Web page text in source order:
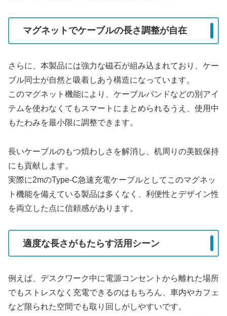
マグネットでケーブルの長さ調整が自在
さらに、本製品には強力な磁石が組み込まれており、ケー
ブル同士が自然と吸着しあう構造になっています。
このマグネット機能により、ケーブルバンドなどの別アイ
テムを使わなくてもスマートにまとめられるうえ、使用中
もたわみを最小限に調整できます。
長いケーブルのもつ煩わしさを解消し、机周りの美観保持
にも貢献します。
実際に2mのType-C急速充電ケーブルとしてこのマグネッ
ト機能を備えている製品は多くなく、利便性とデザイン性
を両立した点に信頼感があります。
適度な長さがもたらす活用シーン
例えば、デスクワーク中に電源コンセントから離れた場所
でもストレスなく充電できるのはもちろん、車内やカフェ
など限られた空間でも取り回しがしやすいです。